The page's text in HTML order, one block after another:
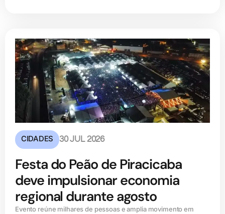
CIDADES 30 JUL 2026
Festa do Peão de Piracicaba
deve impulsionar economia
regional durante agosto
Evento reúne milhares de pessoas e amplia movimento em